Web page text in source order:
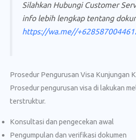
Silahkan Hubungi Customer
info lebih lengkap tentang
https://wa.me//
Prosedur Pengurusan Visa Kunjungan
Prosedur pengurusan visa di lakukan
terstruktur.
Konsultasi dan pengecekan awal
Pengumpulan dan verifikasi dokumen